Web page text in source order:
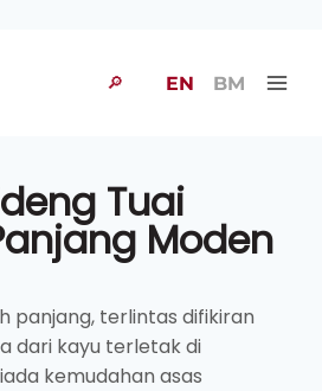
🔎 EN BM
Tuai
Moden
panjang, terlintas difikiran
dari kayu terletak di
kemudahan asas